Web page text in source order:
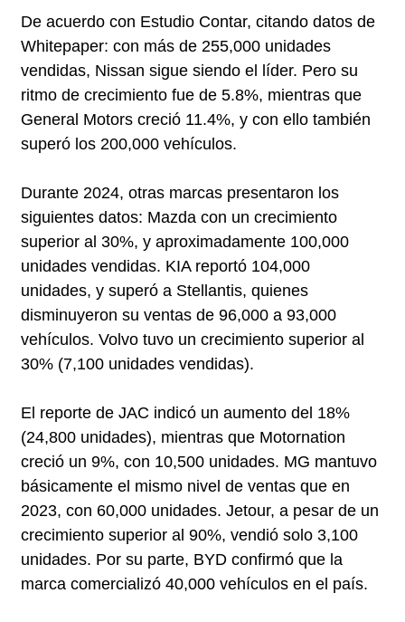
De acuerdo con Estudio Contar, citando datos de
Whitepaper: con más de 255,000 unidades
vendidas, Nissan sigue siendo el líder. Pero su
ritmo de crecimiento fue de 5.8%, mientras que
General Motors creció 11.4%, y con ello también
superó los 200,000 vehículos.
Durante 2024, otras marcas presentaron los
siguientes datos: Mazda con un crecimiento
superior al 30%, y aproximadamente 100,000
unidades vendidas. KIA reportó 104,000
unidades, y superó a Stellantis, quienes
disminuyeron su ventas de 96,000 a 93,000
vehículos. Volvo tuvo un crecimiento superior al
30% (7,100 unidades vendidas).
El reporte de JAC indicó un aumento del 18%
(24,800 unidades), mientras que Motornation
creció un 9%, con 10,500 unidades. MG mantuvo
básicamente el mismo nivel de ventas que en
2023, con 60,000 unidades. Jetour, a pesar de un
crecimiento superior al 90%, vendió solo 3,100
unidades. Por su parte, BYD confirmó que la
marca comercializó 40,000 vehículos en el país.